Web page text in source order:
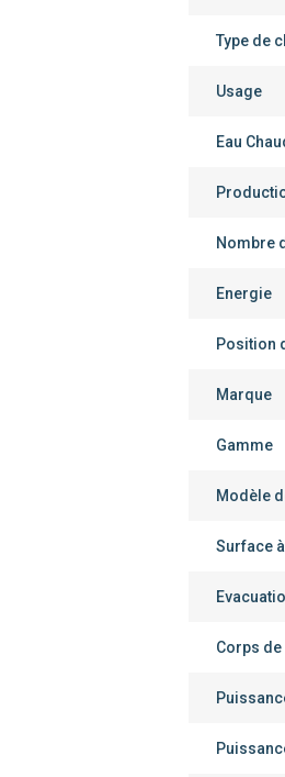
Type de
Usage
Eau
Nombre
Energie
Position
Marque
Gamme
Modèle
Surface
Corps